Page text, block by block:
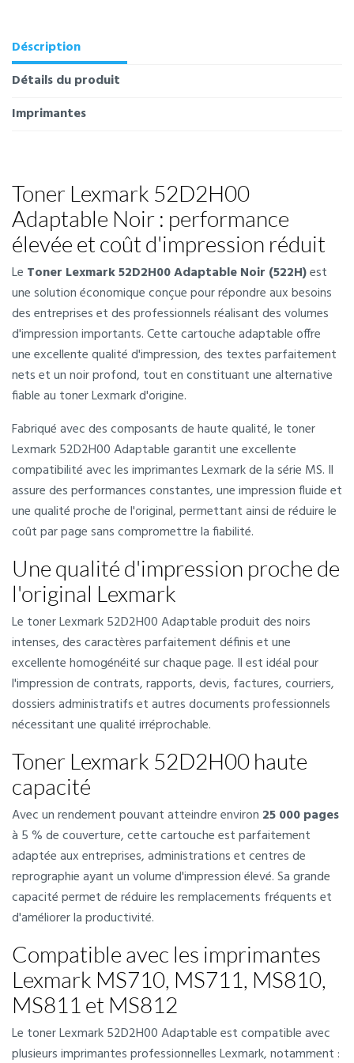
Déscription
Détails du produit
Imprimantes
Toner Lexmark 52D2H00
Adaptable Noir : performance
élevée et coût d'impression réduit
Le Toner Lexmark 52D2H00 Adaptable Noir (522H)est
une solution économique conçue pour répondre aux besoins
des entreprises et des professionnels réalisant des volumes
d'impression importants. Cette cartouche adaptable offre
une excellente qualité d'impression, des textes parfaitement
nets et un noir profond, tout en constituant une alternative
fiable au toner Lexmark d'origine.
Fabriqué avec des composants de haute qualité, le toner
Lexmark 52D2H00 Adaptable garantit une excellente
compatibilité avec les imprimantes Lexmark de la série MS. Il
assure des performances constantes, une impression fluide et
une qualité proche de l'original, permettant ainsi de réduire le
coût par page sans compromettre la fiabilité.
Une qualité d'impression proche de
l'original Lexmark
Le toner Lexmark 52D2H00 Adaptable produit des noirs
intenses, des caractères parfaitement définis et une
excellente homogénéité sur chaque page. Il est idéal pour
l'impression de contrats, rapports, devis, factures, courriers,
dossiers administratifs et autres documents professionnels
nécessitant une qualité irréprochable.
Toner Lexmark 52D2H00 haute
capacité
Avec un rendement pouvant atteindre environ 25 000 pages
à 5 % de couverture, cette cartouche est parfaitement
adaptée aux entreprises, administrations et centres de
reprographie ayant un volume d'impression élevé. Sa grande
capacité permet de réduire les remplacements fréquents et
d'améliorer la productivité.
Compatible avec les imprimantes
Lexmark MS710, MS711, MS810,
MS811 et MS812
Le toner Lexmark 52D2H00 Adaptable est compatible avec
plusieurs imprimantes professionnelles Lexmark, notamment :